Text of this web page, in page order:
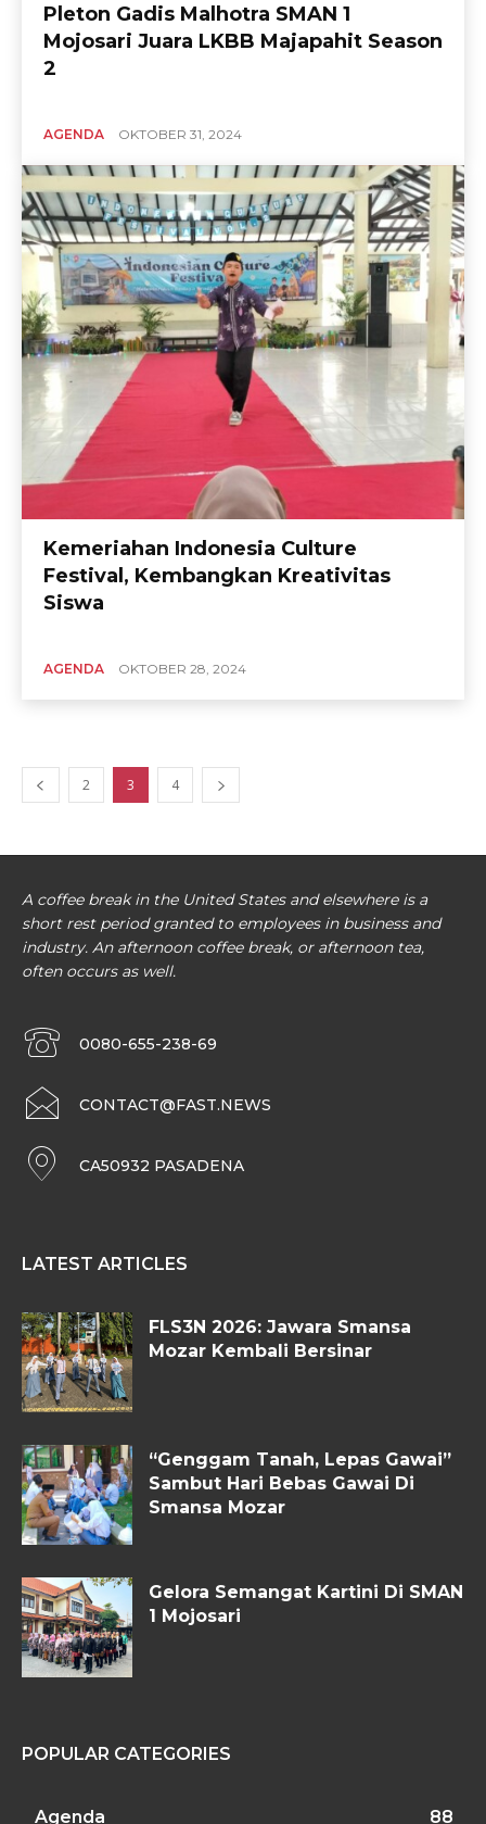
Pleton Gadis Malhotra SMAN 1
Mojosari Juara LKBB Majapahit Season
2
AGENDA OKTOBER 31, 2024
Kemeriahan Indonesia Culture
Festival, Kembangkan Kreativitas
Siswa
AGENDA OKTOBER 28, 2024
2 3 4
A coffee break in the United States and elsewhere is a
short rest period granted to employees in business and
industry. An afternoon coffee break, or afternoon tea,
often occurs as well.
0080-655-238-69
CONTACT@FAST.NEWS
CA50932 PASADENA
LATEST ARTICLES
FLS3N 2026: Jawara Smansa
Mozar Kembali Bersinar
“Genggam Tanah, Lepas Gawai”
Sambut Hari Bebas Gawai Di
Smansa Mozar
Gelora Semangat Kartini Di SMAN
1 Mojosari
POPULAR CATEGORIES
Agenda 88